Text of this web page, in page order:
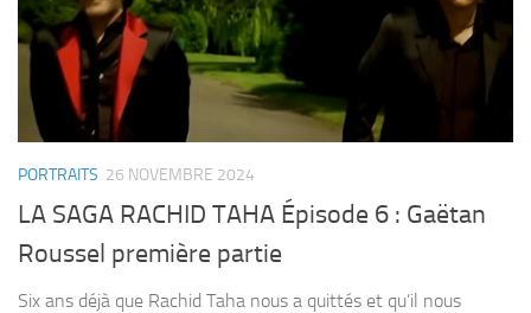
PORTRAITS 26 NOVEMBRE 2024
LA SAGA RACHID TAHA Épisode 6 : Gaëtan
Roussel première partie
Six ans déjà que Rachid Taha nous a quittés et qu’il nous